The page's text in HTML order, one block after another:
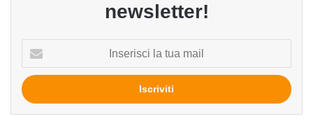
newsletter!
tua
mail